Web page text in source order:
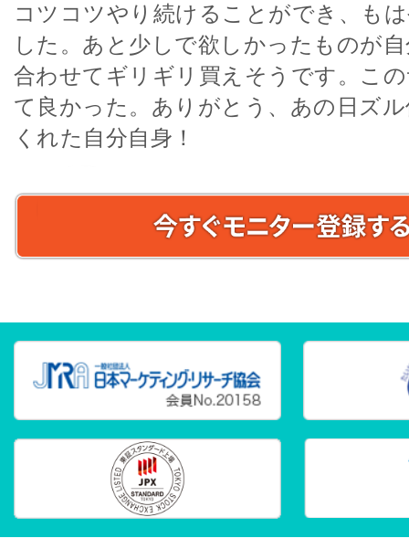
コツコツやり続けることができ、も
した。あと少しで欲しかったものが
合わせてギリギリ買えそうです。こ
て良かった。ありがとう、あの日ズ
くれた自分自身！